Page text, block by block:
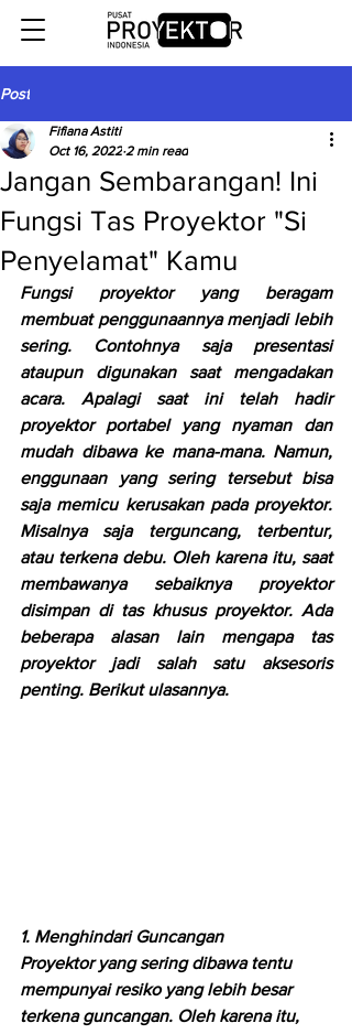
Post
Jangan Sembarangan! Ini
Fungsi Tas Proyektor "Si
Penyelamat" Kamu
Fifiana Astiti
Oct 16, 2022 2 min read
Fungsi proyektor yang beragam
membuat penggunaannya menjadi lebih
sering. Contohnya saja presentasi
ataupun digunakan saat mengadakan
acara. Apalagi saat ini telah hadir
proyektor portabel yang nyaman dan
mudah dibawa ke mana-mana. Namun,
enggunaan yang sering tersebut bisa
saja memicu kerusakan pada proyektor.
Misalnya saja terguncang, terbentur,
atau terkena debu. Oleh karena itu, saat
membawanya sebaiknya proyektor
disimpan di tas khusus proyektor. Ada
beberapa alasan lain mengapa tas
proyektor jadi salah satu aksesoris
penting. Berikut ulasannya.
1. Menghindari Guncangan
Proyektor yang sering dibawa tentu
mempunyai resiko yang lebih besar
terkena guncangan. Oleh karena itu,